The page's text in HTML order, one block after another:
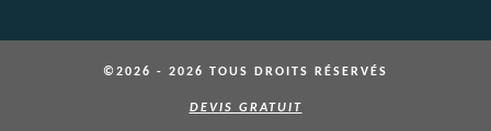
©2026 - 2026 TOUS DROITS RÉSERVÉS
DEVIS GRATUIT